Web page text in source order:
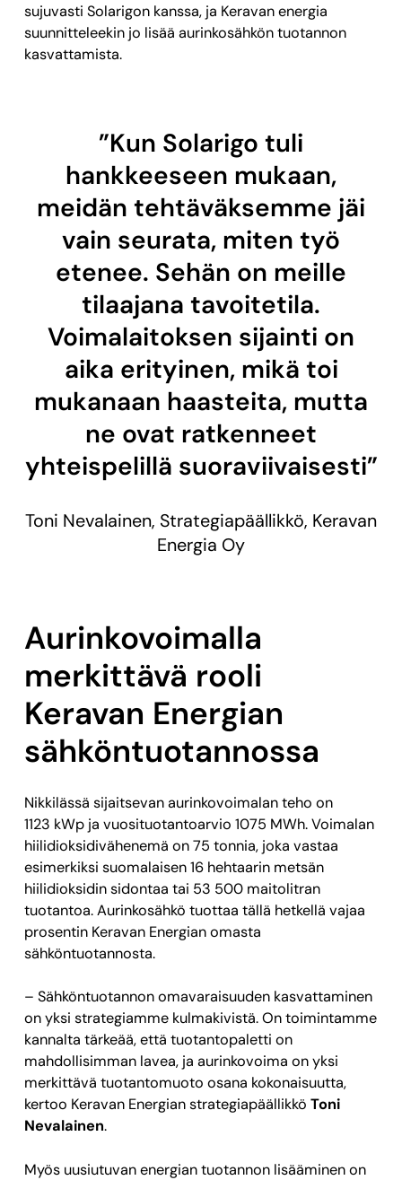
sujuvasti Solarigon kanssa, ja Keravan energia
suunnitteleekin jo lisää aurinkosähkön tuotannon
kasvattamista.
”Kun Solarigo tuli
hankkeeseen mukaan,
meidän tehtäväksemme jäi
vain seurata, miten työ
etenee. Sehän on meille
tilaajana tavoitetila.
Voimalaitoksen sijainti on
aika erityinen, mikä toi
mukanaan haasteita, mutta
ne ovat ratkenneet
yhteispelillä suoraviivaisesti”
Toni Nevalainen, Strategiapäällikkö, Keravan
Energia Oy
Aurinkovoimalla
merkittävä rooli
Keravan Energian
sähköntuotannossa
Nikkilässä sijaitsevan aurinkovoimalan teho on
1123 kWp ja vuosituotantoarvio 1075 MWh. Voimalan
hiilidioksidivähenemä on 75 tonnia, joka vastaa
esimerkiksi suomalaisen 16 hehtaarin metsän
hiilidioksidin sidontaa tai 53 500 maitolitran
tuotantoa. Aurinkosähkö tuottaa tällä hetkellä vajaa
prosentin Keravan Energian omasta
sähköntuotannosta.
– Sähköntuotannon omavaraisuuden kasvattaminen
on yksi strategiamme kulmakivistä. On toimintamme
kannalta tärkeää, että tuotantopaletti on
mahdollisimman lavea, ja aurinkovoima on yksi
merkittävä tuotantomuoto osana kokonaisuutta,
kertoo Keravan Energian strategiapäällikköToni
Nevalainen.
Myös uusiutuvan energian tuotannon lisääminen on